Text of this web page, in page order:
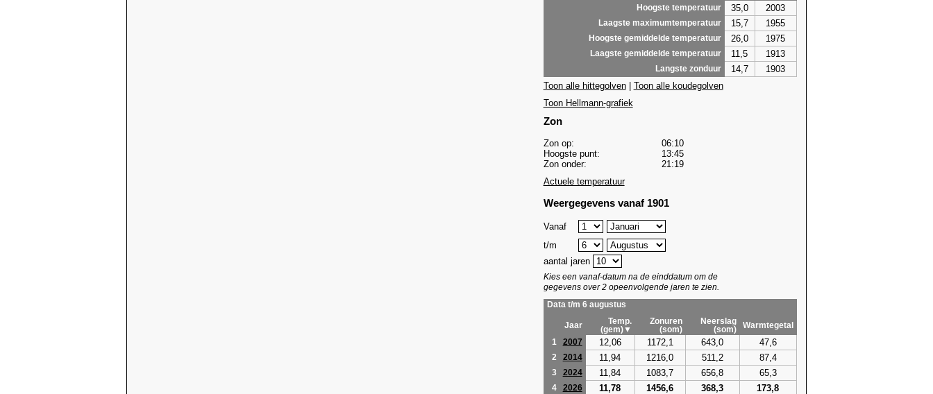
Hoogste temperatuur
35,0 2003
Laagste maximumtemperatuur 15,7 1955
Hoogste gemiddelde temperatuur 26,0 1975
Laagste gemiddelde temperatuur 11,5 1913
Langste zonduur 14,7
1903
Toon alle hittegolven| Toon alle koudegolven
Toon Hellmann-grafiek
Zon
Zon op:
06:10
Hoogste punt:
13:45
Zon onder:
21:19
Actuele temperatuur
Weergegevens vanaf 1901
Vanaf
t/m
aantal jaren
Kies een vanaf-datum na de einddatum om de
gegevens over 2 opeenvolgende jaren te zien.
Data t/m 6 augustus
Jaar
Temp.
(gem)▼
Zonuren
(som)
Neerslag
(som)
Warmtegetal
1
2007 12,06 1172,1 643,0 47,6
2 2014 11,94 1216,0 511,2 87,4
3 2024 11,84 1083,7 656,8 65,3
4 2026 11,78 1456,6 368,3 173,8